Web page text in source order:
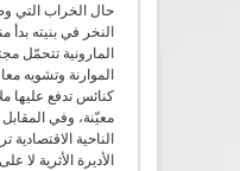
حال الخراب التي
النخر في بنيته بدأ
المارونية تتحمّل
الموارنة وتشويه
كنائس تدفع عليها
معيّنة، وفي المقابل
الناحية الاقتصادية
الأديرة الأثرية لا